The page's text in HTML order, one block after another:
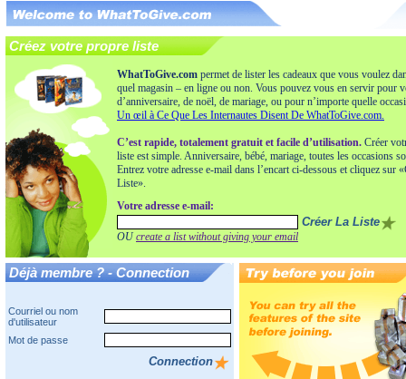
Créez votre propre liste
WhatToGive.com permet de lister les cadeaux que vous voulez
quel magasin – en ligne ou non. Vous pouvez vous en servir pour
d’anniversaire, de noël, de mariage, ou pour n’importe quelle
Un œil à Ce Que Les Internautes Disent De WhatToGive.com.
C’est rapide, totalement gratuit et facile d’utilisation. Créer
liste est simple. Anniversaire, bébé, mariage, toutes les occasions
Entrez votre adresse e-mail dans l’encart ci-dessous et cliquez sur
Liste».
Votre adresse e-mail:
OU create a list without giving your email
Déjà membre ? - Connection
Courriel ou nom
d'utilisateur
Mot de passe